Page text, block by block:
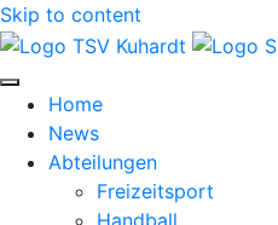
Skip to content
Home
News
Abteilungen
Freizeitsport
Handball